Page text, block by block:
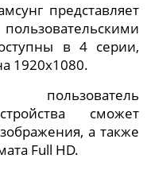
представляет
в 4 серии,
1920x1080.
сможет
а также
Full HD.